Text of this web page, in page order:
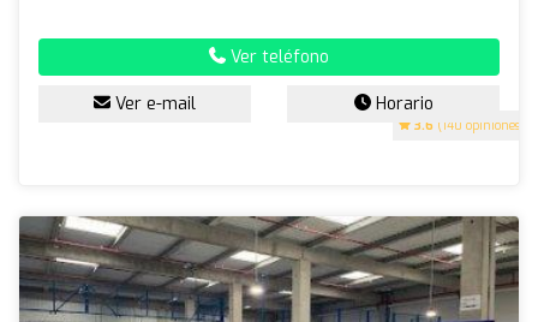
3.6 (140 opiniones)
Ver teléfono
Ver e-mail Horario